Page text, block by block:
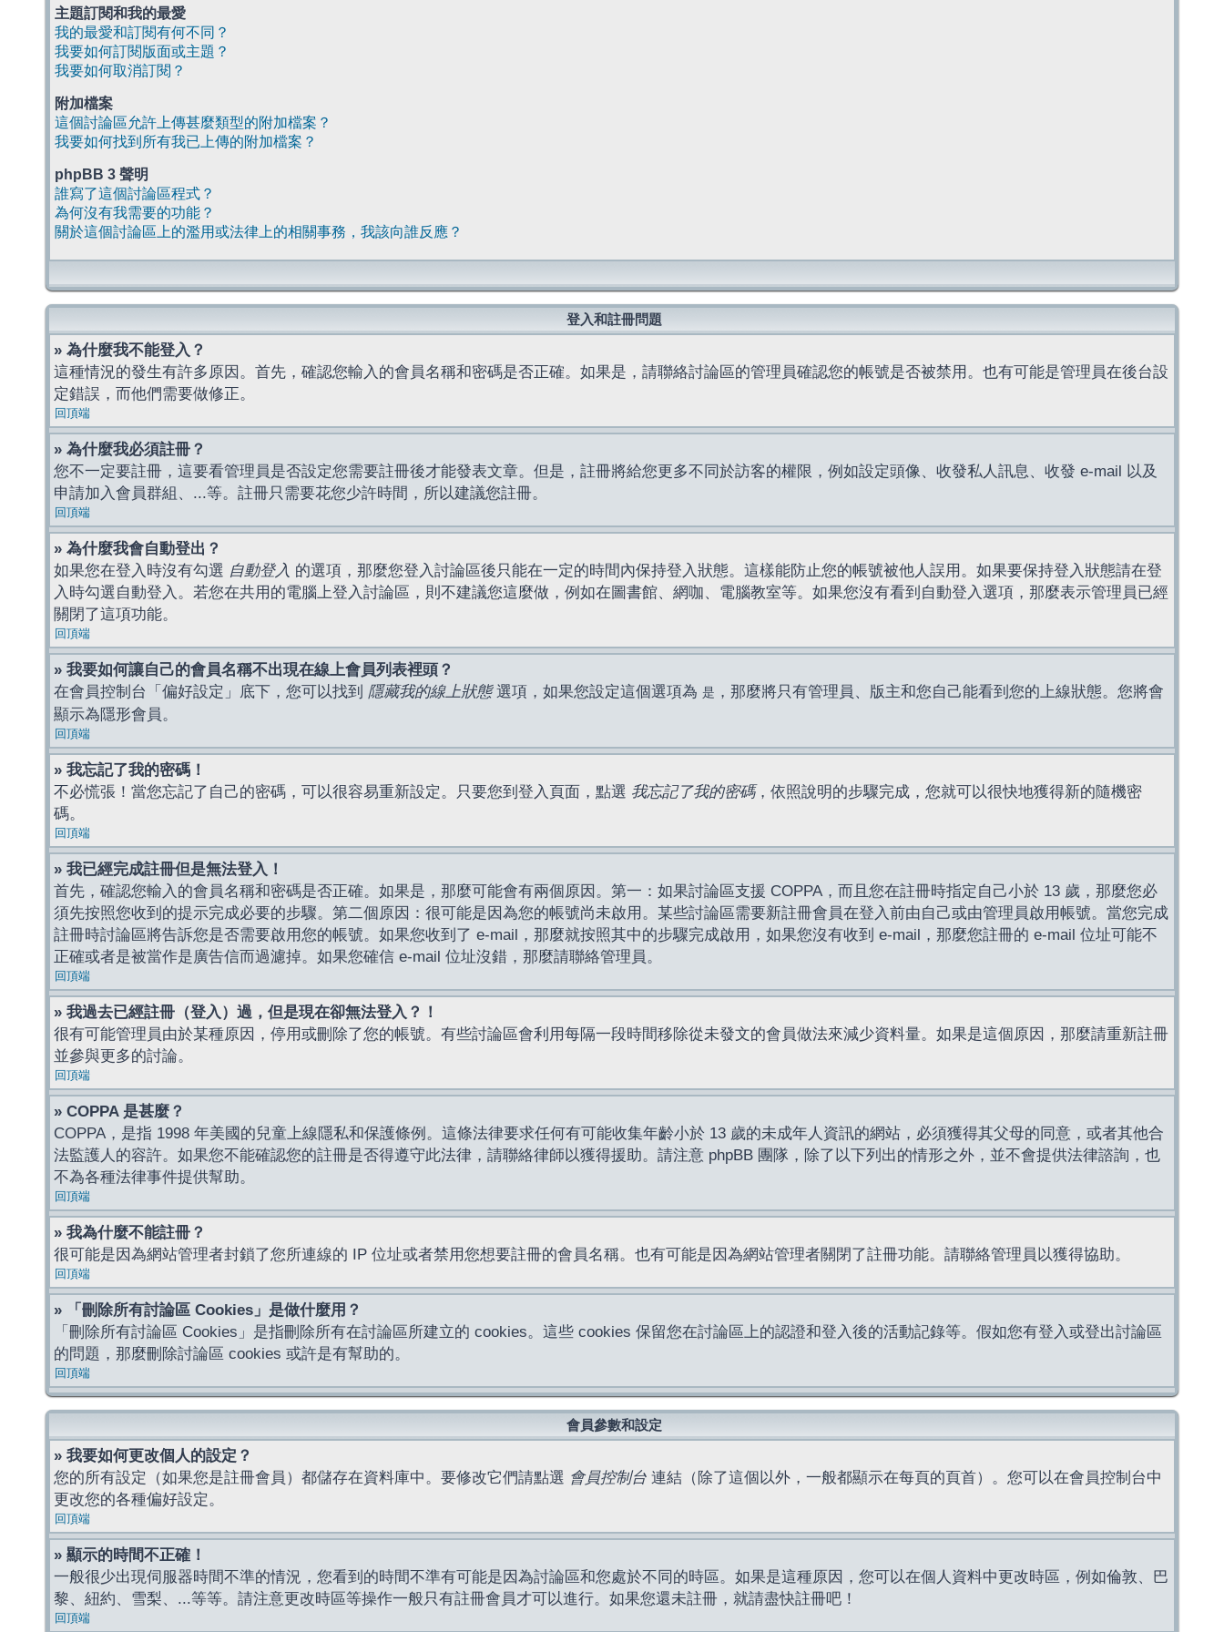
主題訂閱和我的最愛
我的最愛和訂閱有何不同？
我要如何訂閱版面或主題？
我要如何取消訂閱？
附加檔案
這個討論區允許上傳甚麼類型的附加檔案？
我要如何找到所有我已上傳的附加檔案？
phpBB 3 聲明
誰寫了這個討論區程式？
為何沒有我需要的功能？
關於這個討論區上的濫用或法律上的相關事務，我該向誰反應？
登入和註冊問題
» 為什麼我不能登入？
這種情況的發生有許多原因。首先，確認您輸入的會員名稱和密碼是否正確。如果是，請聯絡討論區的管理員確認您的帳號是否被禁用。也有可能是管理員在後台設
定錯誤，而他們需要做修正。
回頂端
» 為什麼我必須註冊？
您不一定要註冊，這要看管理員是否設定您需要註冊後才能發表文章。但是，註冊將給您更多不同於訪客的權限，例如設定頭像、收發私人訊息、收發 e-mail 以及
申請加入會員群組、...等。註冊只需要花您少許時間，所以建議您註冊。
回頂端
» 為什麼我會自動登出？
如果您在登入時沒有勾選 自動登入 的選項，那麼您登入討論區後只能在一定的時間內保持登入狀態。這樣能防止您的帳號被他人誤用。如果要保持登入狀態請在登
入時勾選自動登入。若您在共用的電腦上登入討論區，則不建議您這麼做，例如在圖書館、網咖、電腦教室等。如果您沒有看到自動登入選項，那麼表示管理員已經
關閉了這項功能。
回頂端
» 我要如何讓自己的會員名稱不出現在線上會員列表裡頭？
在會員控制台「偏好設定」底下，您可以找到 隱藏我的線上狀態選項，如果您設定這個選項為 是 ，那麼將只有管理員、版主和您自己能看到您的上線狀態。您將會
顯示為隱形會員。
回頂端
» 我忘記了我的密碼！
不必慌張！當您忘記了自己的密碼，可以很容易重新設定。只要您到登入頁面，點選 我忘記了我的密碼，依照說明的步驟完成，您就可以很快地獲得新的隨機密
碼。
回頂端
» 我已經完成註冊但是無法登入！
首先，確認您輸入的會員名稱和密碼是否正確。如果是，那麼可能會有兩個原因。第一：如果討論區支援 COPPA，而且您在註冊時指定自己小於 13 歲，那麼您必
須先按照您收到的提示完成必要的步驟。第二個原因：很可能是因為您的帳號尚未啟用。某些討論區需要新註冊會員在登入前由自己或由管理員啟用帳號。當您完成
註冊時討論區將告訴您是否需要啟用您的帳號。如果您收到了 e-mail，那麼就按照其中的步驟完成啟用，如果您沒有收到 e-mail，那麼您註冊的 e-mail 位址可能不
正確或者是被當作是廣告信而過濾掉。如果您確信 e-mail 位址沒錯，那麼請聯絡管理員。
回頂端
» 我過去已經註冊（登入）過，但是現在卻無法登入？！
很有可能管理員由於某種原因，停用或刪除了您的帳號。有些討論區會利用每隔一段時間移除從未發文的會員做法來減少資料量。如果是這個原因，那麼請重新註冊
並參與更多的討論。
回頂端
» COPPA 是甚麼？
COPPA，是指 1998 年美國的兒童上線隱私和保護條例。這條法律要求任何有可能收集年齡小於 13 歲的未成年人資訊的網站，必須獲得其父母的同意，或者其他合
法監護人的容許。如果您不能確認您的註冊是否得遵守此法律，請聯絡律師以獲得援助。請注意 phpBB 團隊，除了以下列出的情形之外，並不會提供法律諮詢，也
不為各種法律事件提供幫助。
回頂端
» 我為什麼不能註冊？
很可能是因為網站管理者封鎖了您所連線的 IP 位址或者禁用您想要註冊的會員名稱。也有可能是因為網站管理者關閉了註冊功能。請聯絡管理員以獲得協助。
回頂端
» 「刪除所有討論區 Cookies」是做什麼用？
「刪除所有討論區 Cookies」是指刪除所有在討論區所建立的 cookies。這些 cookies 保留您在討論區上的認證和登入後的活動記錄等。假如您有登入或登出討論區
的問題，那麼刪除討論區 cookies 或許是有幫助的。
回頂端
會員參數和設定
» 我要如何更改個人的設定？
您的所有設定（如果您是註冊會員）都儲存在資料庫中。要修改它們請點選 會員控制台 連結（除了這個以外，一般都顯示在每頁的頁首）。您可以在會員控制台中
更改您的各種偏好設定。
回頂端
» 顯示的時間不正確！
一般很少出現伺服器時間不準的情況，您看到的時間不準有可能是因為討論區和您處於不同的時區。如果是這種原因，您可以在個人資料中更改時區，例如倫敦、巴
黎、紐約、雪梨、...等等。請注意更改時區等操作一般只有註冊會員才可以進行。如果您還未註冊，就請盡快註冊吧！
回頂端